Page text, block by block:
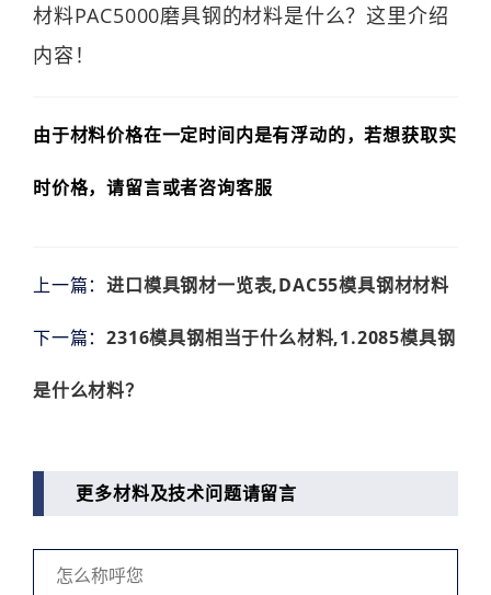
材料PAC5000磨具钢的材料是什么？这里介绍
内容！
由于材料价格在一定时间内是有浮动的，若想获取实
时价格，请留言或者咨询客服
上一篇：进口模具钢材一览表,DAC55模具钢材材料
下一篇：2316模具钢相当于什么材料,1.2085模具钢
是什么材料？
更多材料及技术问题请留言